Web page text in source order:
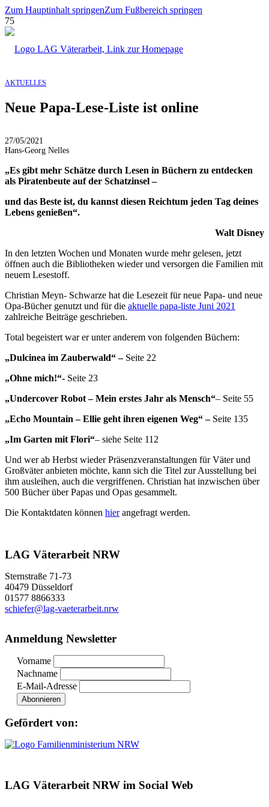
Zum Hauptinhalt springenZum Fußbereich springen
AKTUELLES
Neue Papa-Lese-Liste ist online
27/05/2021
Hans-Georg Nelles
„Es gibt mehr Schätze durch Lesen in Büchern zu entdecken
als Piratenbeute auf der Schatzinsel –
und das Beste ist, du kannst diesen Reichtum jeden Tag deines
Lebens genießen“.
Walt Disney
In den letzten Wochen und Monaten wurde mehr gelesen, jetzt
öffnen auch die Bibliotheken wieder und versorgen die Familien mit
neuem Lesestoff.
Christian Meyn- Schwarze hat die Lesezeit für neue Papa- und neue
Opa-Bücher genutzt und für die aktuelle papa-liste Juni 2021
zahlreiche Beiträge geschrieben.
Total begeistert war er unter anderem von folgenden Büchern:
„Dulcinea im Zauberwald“ –Seite 22
„Ohne mich!“- Seite 23
„Undercover Robot – Mein erstes Jahr als Mensch“– Seite 55
„Echo Mountain – Ellie geht ihren eigenen Weg“ – Seite 135
„Im Garten mit Flori“– siehe Seite 112
Und wer ab Herbst wieder Präsenzveranstaltungen für Väter und
Großväter anbieten möchte, kann sich die Titel zur Ausstellung bei
ihm ausleihen, auch die vergriffenen. Christian hat inzwischen über
500 Bücher über Papas und Opas gesammelt.
Die Kontaktdaten können hierangefragt werden.
LAG Väterarbeit NRW
Sternstraße 71-73
40479 Düsseldorf
01577 8866333
schiefer@lag-vaeterarbeit.nrw
Anmeldung Newsletter
Vorname
Nachname
E-Mail-Adresse
Gefördert von:
LAG Väterarbeit NRW im Social Web